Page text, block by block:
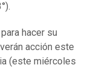
hacer su
acción este
(este miércoles